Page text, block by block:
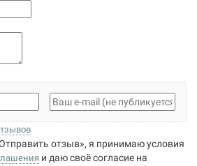
отзыв», я принимаю условия
и даю своё согласие на